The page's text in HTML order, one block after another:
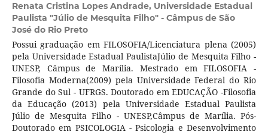
Renata Cristina Lopes Andrade, Universidade Estadual
Paulista "Júlio de Mesquita Filho" - Câmpus de São
José do Rio Preto
Possui graduação em FILOSOFIA/Licenciatura plena (2005)
pela Universidade Estadual PaulistaJúlio de Mesquita Filho -
UNESP, Câmpus de Marília. Mestrado em FILOSOFIA -
Filosofia Moderna(2009) pela Universidade Federal do Rio
Grande do Sul - UFRGS. Doutorado em EDUCAÇÃO -Filosofia
da Educação (2013) pela Universidade Estadual Paulista
Júlio de Mesquita Filho - UNESP,Câmpus de Marília. Pós-
Doutorado em PSICOLOGIA - Psicologia e Desenvolvimento